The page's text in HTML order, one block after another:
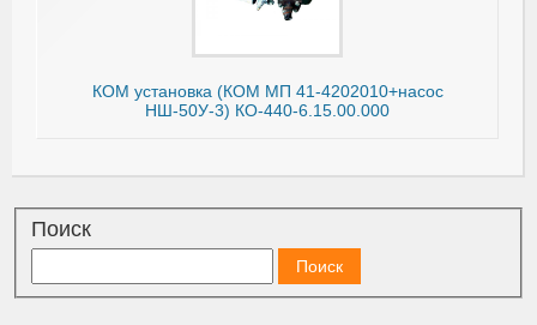
КОМ установка (КОМ МП 41-4202010+насос
НШ-50У-3) КО-440-6.15.00.000
Поиск